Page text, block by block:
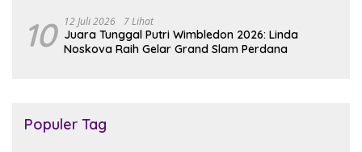
10 12 Juli 2026 7 Lihat
Juara Tunggal Putri Wimbledon 2026: Linda
Noskova Raih Gelar Grand Slam Perdana
Populer Tag